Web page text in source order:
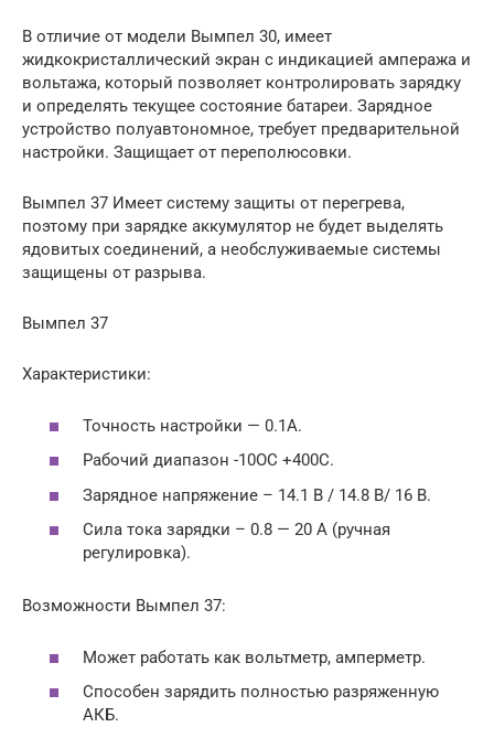
В отличие от модели Вымпел 30, имеет
жидкокристаллический экран с индикацией ампеража и
вольтажа, который позволяет контролировать зарядку
и определять текущее состояние батареи. Зарядное
устройство полуавтономное, требует предварительной
настройки. Защищает от переполюсовки.
Вымпел 37 Имеет систему защиты от перегрева,
поэтому при зарядке аккумулятор не будет выделять
ядовитых соединений, а необслуживаемые системы
защищены от разрыва.
Вымпел 37
Характеристики:
Точность настройки — 0.1А.
Рабочий диапазон -10ОС +400С.
Зарядное напряжение – 14.1 В / 14.8 В/ 16 В.
Сила тока зарядки – 0.8 — 20 А (ручная
регулировка).
Возможности Вымпел 37:
Может работать как вольтметр, амперметр.
Способен зарядить полностью разряженную
АКБ.